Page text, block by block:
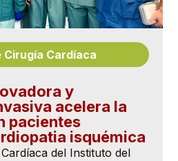
Cirugía Cardíaca
y
acelera la
pacientes
isquémica
del Instituto del